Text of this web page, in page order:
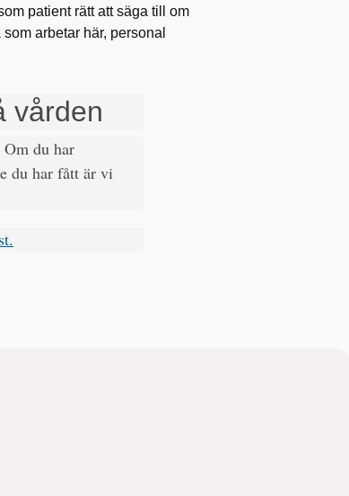
patient rätt att säga till om
arbetar här, personal
vården
du har
du har fått är vi